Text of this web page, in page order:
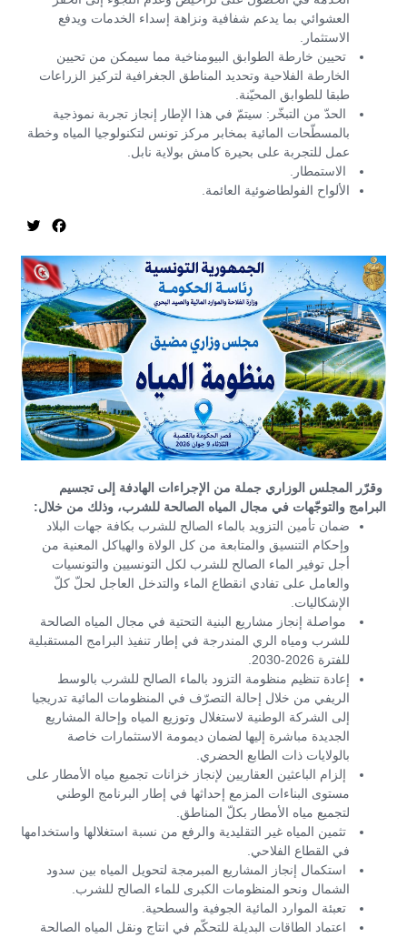
العشوائي بما يدعم شفافية ونزاهة إسداء الخدمات ويدفع
الاستثمار.
تحيين خارطة الطوابق البيومناخية مما سيمكن من تحيين
الخارطة الفلاحية وتحديد المناطق الجغرافية لتركيز الزراعات
طبقا للطوابق المحيّنة.
الحدّ من التبخّر: سيتمّ في هذا الإطار إنجاز تجربة نموذجية
بالمسطّحات المائية بمخابر مركز تونس لتكنولوجيا المياه وخطة
عمل للتجربة على بحيرة كامش بولاية نابل.
الاستمطار.
الألواح الفولطاضوئية العائمة.
وقرّر المجلس الوزاري جملة من الإجراءات الهادفة إلى تجسيم
البرامج والتوجّهات في مجال المياه الصالحة للشرب، وذلك من خلال:
ضمان تأمين التزويد بالماء الصالح للشرب بكافة جهات البلاد
وإحكام التنسيق والمتابعة من كل الولاة والهياكل المعنية من
أجل توفير الماء الصالح للشرب لكل التونسيين والتونسيات
والعامل على تفادي انقطاع الماء والتدخل العاجل لحلّ كلّ
الإشكاليات.
مواصلة إنجاز مشاريع البنية التحتية في مجال المياه الصالحة
للشرب ومياه الري المندرجة في إطار تنفيذ البرامج المستقبلية
للفترة 2026-2030.
إعادة تنظيم منظومة التزود بالماء الصالح للشرب بالوسط
الريفي من خلال إحالة التصرّف في المنظومات المائية تدريجيا
إلى الشركة الوطنية لاستغلال وتوزيع المياه وإحالة المشاريع
الجديدة مباشرة إليها لضمان ديمومة الاستثمارات خاصة
بالولايات ذات الطابع الحضري.
إلزام الباعثين العقاريين لإنجاز خزانات تجميع مياه الأمطار على
مستوى البناءات المزمع إحداثها في إطار البرنامج الوطني
لتجميع مياه الأمطار بكلّ المناطق.
تثمين المياه غير التقليدية والرفع من نسبة استغلالها واستخدامها
في القطاع الفلاحي.
استكمال إنجاز المشاريع المبرمجة لتحويل المياه بين سدود
الشمال ونحو المنظومات الكبرى للماء الصالح للشرب.
تعبئة الموارد المائية الجوفية والسطحية.
اعتماد الطاقات البديلة للتحكّم في انتاج ونقل المياه الصالحة